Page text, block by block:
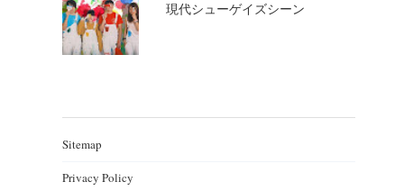
現代シューゲイズシーン
Sitemap
Privacy Policy